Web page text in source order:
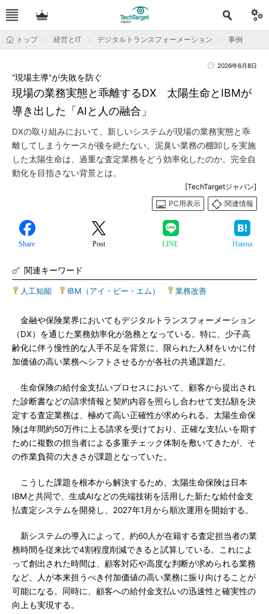
トップ 経営とIT デジタルトランスフォーメーション 事例
2026年6月8日
現場の業務実態と乖離するDX 太陽生命とIBMが
導き出した「AIと人の融合」
“現場主導”が失敗を防ぐ
DXの取り組みにおいて、新しいシステムが現場の業務実態と乖
離してしまうケースが後を絶たない。泥臭い業務の棚卸しを実施
した太陽生命は、過重な査定業務をどう効率化したのか。完全自
動化を目指さない背景とは。
[TechTargetジャパン]
PC用表示
関連情報
Share Post LINE Hatena
関連キーワード
人工知能 IBM（アイ・ビー・エム） 業務改善
金融や保険業界においてもデジタルトランスフォーメーション
（DX）を通じた業務効率化が急務となっている。特に、少子高
齢化に伴う慢性的な人手不足を背景に、限られた人材をいかに付
加価値の高い業務へシフトさせるかが各社の共通課題だ。
生命保険の給付金支払いプロセスにおいて、顧客から提出され
た診断書などの請求情報と契約内容を照らし合わせて支払額を決
定する査定業務は、極めて高い正確性が求められる。太陽生命保
険は年間約50万件に上る請求を受けており、正確な支払いを期す
ために複数の担当者による多重チェック体制を敷いてきたが、そ
の作業負荷の大きさが課題となっていた。
こうした課題を根本から解決するため、太陽生命保険は日本
IBMと共同で、生成AIなどの先端技術を活用した新たな給付金支
払査定システムを開発し、2027年1月から順次運用を開始する。
新システムの導入によって、約60人が在籍する査定担当者の業
務時間を従来比で4割程度削減できると試算している。これによ
って創出された時間は、顧客対応や高度な判断が求められる業務
など、人が本来担うべき付加価値の高い業務に振り向けることが
可能になる。同時に、顧客への給付金支払いの迅速性と確実性の
向上も実現する。